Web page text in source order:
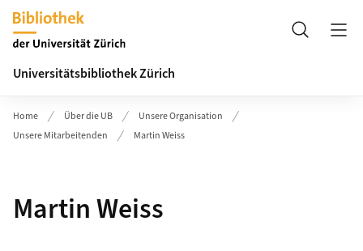
Header
Suche
Universitätsbibliothek Zürich
Home Über die UB
Unsere Organisation
Unsere Mitarbeitenden
Martin Weiss
Martin Weiss